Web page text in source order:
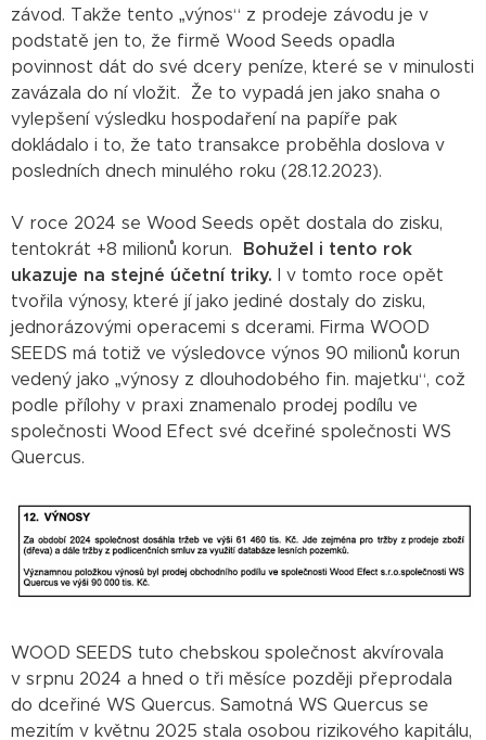
závod. Takže tento „výnos“ z prodeje závodu je v
podstatě jen to, že firmě Wood Seeds opadla
povinnost dát do své dcery peníze, které se v minulosti
zavázala do ní vložit. Že to vypadá jen jako snaha o
vylepšení výsledku hospodaření na papíře pak
dokládalo i to, že tato transakce proběhla doslova v
posledních dnech minulého roku (28.12.2023).
V roce 2024 se Wood Seeds opět dostala do zisku,
tentokrát +8 milionů korun.
Bohužel i tento rok
ukazuje na stejné účetní triky. I v tomto roce opět
tvořila výnosy, které jí jako jediné dostaly do zisku,
jednorázovými operacemi s dcerami. Firma WOOD
SEEDS má totiž ve výsledovce výnos 90 milionů korun
vedený jako „výnosy z dlouhodobého fin. majetku“, což
podle přílohy v praxi znamenalo prodej podílu ve
společnosti Wood Efect své dceřiné společnosti WS
Quercus.
WOOD SEEDS tuto chebskou společnost akvírovala
v srpnu 2024 a hned o tři měsíce později přeprodala
do dceřiné WS Quercus. Samotná WS Quercus se
mezitím v květnu 2025 stala osobou rizikového kapitálu,